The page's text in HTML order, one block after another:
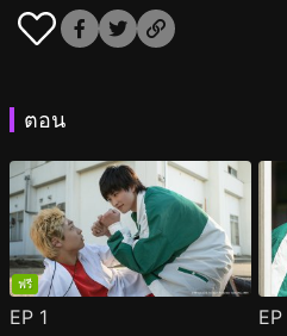
ตอน
ฟรี
EP 1 EP